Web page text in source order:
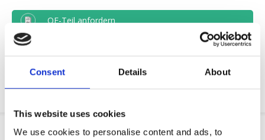
Consent Details About
This website uses cookies
We use cookies to personalise content and ads, to
OE-Teil anfordern
Produktinformation